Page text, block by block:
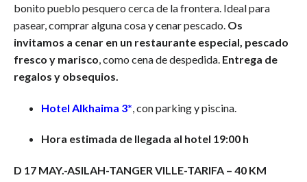
bonito pueblo pesquero cerca de la frontera. Ideal para
pasear, comprar alguna cosa y cenar pescado. Os
invitamos a cenar en un restaurante especial, pescado
fresco y marisco , como cena de despedida. Entrega de
regalos y obsequios.
Hotel Alkhaima 3* , con parking y piscina.
Hora estimada de llegada al hotel 19:00 h
D 17 MAY.-ASILAH-TANGER VILLE-TARIFA – 40 KM